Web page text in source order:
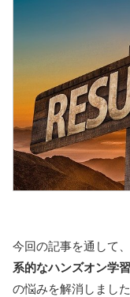
今回の記事を通して
系的なハンズオン学習
の悩みを解消しました